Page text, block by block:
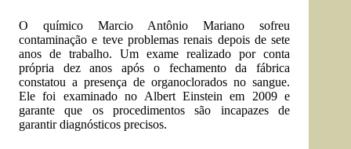
O químico Marcio Antônio Mariano sofreu
contaminação e teve problemas renais depois de sete
anos de trabalho. Um exame realizado por conta
própria dez anos após o fechamento da fábrica
constatou a presença de organoclorados no sangue.
Ele foi examinado no Albert Einstein em 2009 e
garante que os procedimentos são incapazes de
garantir diagnósticos precisos.